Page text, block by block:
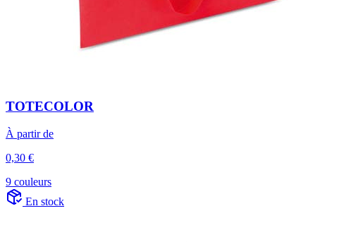
TOTECOLOR
À partir de
0,30 €
9 couleurs
En stock